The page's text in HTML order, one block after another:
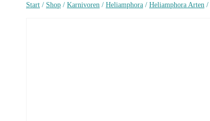
Start / Shop / Karnivoren / Heliamphora / Heliamphora Arten /